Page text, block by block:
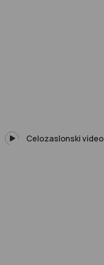
Celozaslonski video